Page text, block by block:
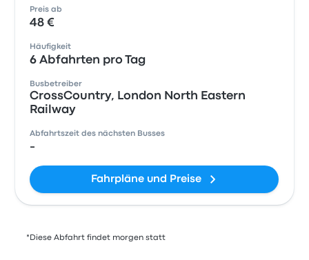
Preis ab
48 €
Häufigkeit
6 Abfahrten pro Tag
Busbetreiber
CrossCountry, London North Eastern
Railway
Abfahrtszeit des nächsten Busses
-
Fahrpläne und Preise
*Diese Abfahrt findet morgen statt